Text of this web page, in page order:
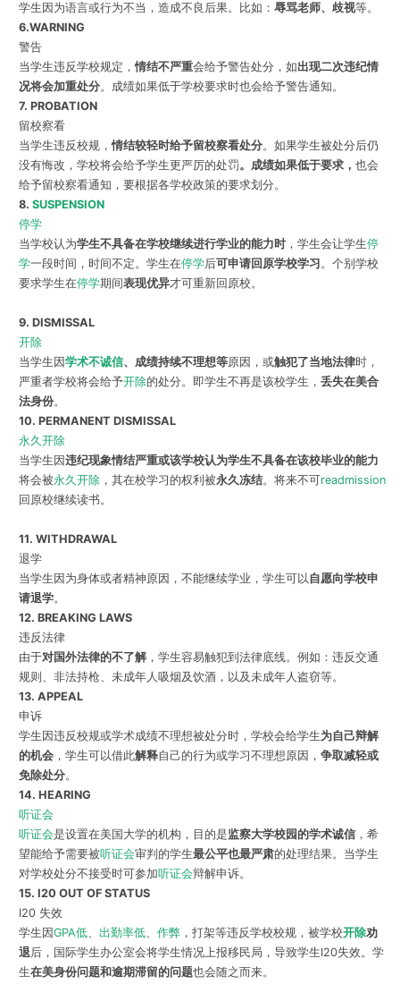
学生因为语言或行为不当，造成不良后果。比如： 辱骂老师、歧视等。
6.WARNING
警告
当学生违反学校规定，情结不严重会给予警告处分，如出现二次违纪情
况将会加重处分。成绩如果低于学校要求时也会给予警告通知。
7. PROBATION
留校察看
当学生违反校规，情结较轻时给予留校察看处分。如果学生被处分后仍
没有悔改，学校将会给予学生更严厉的处罚。成绩如果低于要求， 也会
给予留校察看通知，要根据各学校政策的要求划分。
8. SUSPENSION
停学
当学校认为学生不具备在学校继续进行学业的能力时，学生会让学生停
学一段时间，时间不定。学生在停学后可申请回原学校学习 。个别学校
要求学生在停学期间表现优异才可重新回原校。
9. DISMISSAL
开除
当学生因学术不诚信、成绩持续不理想等原因，或触犯了当地法律时，
严重者学校将会给予开除的处分。即学生不再是该校学生， 丢失在美合
法身份。
10. PERMANENT DISMISSAL
永久开除
当学生因违纪现象情结严重或该学校认为学生不具备在该校毕业的能力
将会被永久开除，其在校学习的权利被永久冻结。将来不可readmission
回原校继续读书。
11. WITHDRAWAL
退学
当学生因为身体或者精神原因，不能继续学业，学生可以自愿向学校申
请退学。
12. BREAKING LAWS
违反法律
由于对国外法律的不了解，学生容易触犯到法律底线。例如：违反交通
规则、非法持枪、未成年人吸烟及饮酒，以及未成年人盗窃等。
13. APPEAL
申诉
学生因违反校规或学术成绩不理想被处分时，学校会给学生为自己辩解
的机会，学生可以借此解释自己的行为或学习不理想原因， 争取减轻或
免除处分。
14. HEARING
听证会
听证会是设置在美国大学的机构，目的是监察大学校园的学术诚信，希
望能给予需要被听证会审判的学生最公平也最严肃的处理结果。当学生
对学校处分不接受时可参加听证会辩解申诉。
15. I20 OUT OF STATUS
I20 失效
学生因GPA低、 出勤率低、 作弊，打架等违反学校校规，被学校开除劝
退后，国际学生办公室会将学生情况上报移民局，导致学生I20失效。学
生在美身份问题和逾期滞留的问题也会随之而来。